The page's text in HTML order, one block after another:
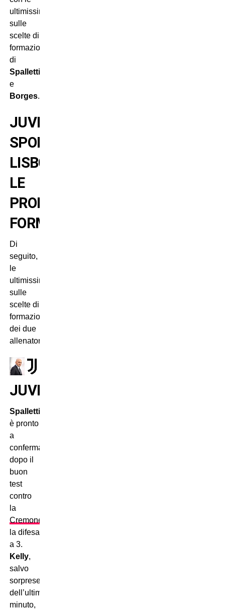
ultimissime
sulle
scelte di
formazione
di
Spalletti
e
Borges.
JUVENTUS-
SPORTING
LISBONA:
LE
PROBABILI
FORMAZIONI
Di
seguito,
le
ultimissime
sulle
scelte di
formazione
dei due
allenatori.
JUVENTUS
Spalletti
è pronto
a
confermare,
dopo il
buon
test
contro
la
Cremonese
la difesa
a 3.
Kelly,
salvo
sorprese
dell’ultimo
minuto,